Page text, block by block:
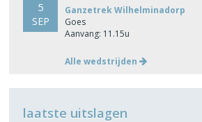
Next
5
SEP
Ganzetrek Wilhelminadorp
Goes
Aanvang: 11.15u
Alle wedstrijden
laatste uitslagen